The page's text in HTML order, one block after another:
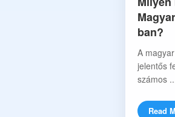
ban?
A
jelentős
számos
Read